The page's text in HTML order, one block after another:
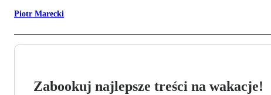
Piotr Marecki
Zabookuj najlepsze treści na wakacje!